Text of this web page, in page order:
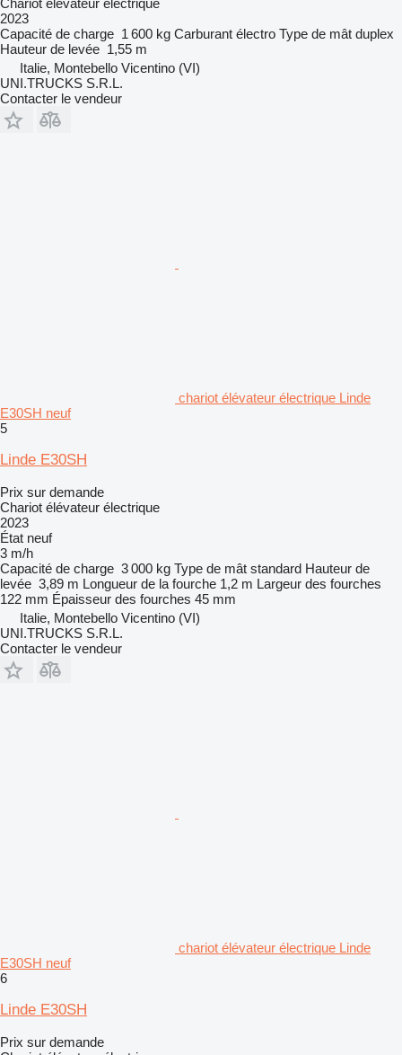
Chariot élévateur électrique
2023
Capacité de charge 1 600 kg Carburant électro Type de mât duplex
Hauteur de levée 1,55 m
Italie, Montebello Vicentino (VI)
UNI.TRUCKS S.R.L.
Contacter le vendeur
chariot élévateur électrique Linde
E30SH neuf
5
Linde E30SH
Prix sur demande
Chariot élévateur électrique
2023
État neuf
3 m/h
Capacité de charge 3 000 kg Type de mât standard Hauteur de
levée 3,89 m Longueur de la fourche 1,2 m Largeur des fourches
122 mm Épaisseur des fourches 45 mm
Italie, Montebello Vicentino (VI)
UNI.TRUCKS S.R.L.
Contacter le vendeur
chariot élévateur électrique Linde
E30SH neuf
6
Linde E30SH
Prix sur demande